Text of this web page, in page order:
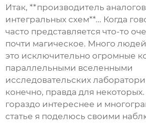
Итак, **производитель
интегральных схем**... Когда
часто представляется что-то
почти магическое. Много
это исключительно огромные
параллельными вселенными
исследовательских
конечно, правда для
гораздо интереснее и
статье я поделюсь своими